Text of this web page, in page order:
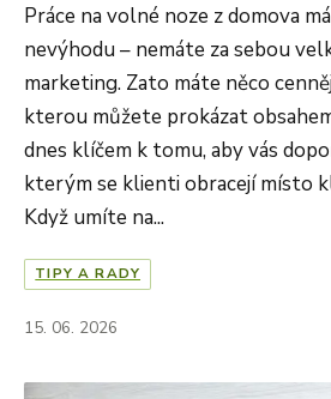
Práce na volné noze z domova
nevýhodu – nemáte za sebou
marketing. Zato máte něco
kterou můžete prokázat
dnes klíčem k tomu, aby vás
kterým se klienti obracejí místo
Když umíte na...
TIPY A RADY
15. 06. 2026